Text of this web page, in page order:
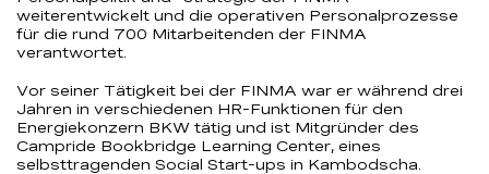
weiterentwickelt und die operativen Personalprozesse
für die rund 700 Mitarbeitenden der FINMA
verantwortet.
Vor seiner Tätigkeit bei der FINMA war er während drei
Jahren in verschiedenen HR-Funktionen für den
Energiekonzern BKW tätig und ist Mitgründer des
Campride Bookbridge Learning Center, eines
selbsttragenden Social Start-ups in Kambodscha.